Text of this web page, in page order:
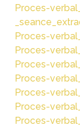
Proces-
Proces-
Proces-
Proces-
Proces-
Proces-
Proces-
Proces-